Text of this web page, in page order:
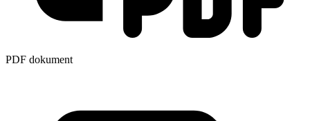
PDF dokument